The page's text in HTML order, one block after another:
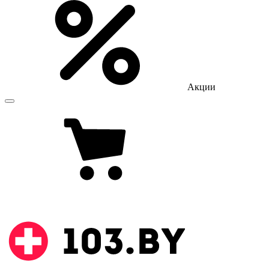
Акции